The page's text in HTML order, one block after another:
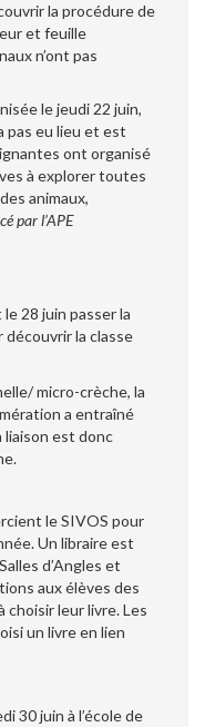
la procédure de
et feuille
n’ont pas
le jeudi 22 juin,
pas eu lieu et est
ont organisé
à explorer toutes
animaux,
par l’APE
le 28 juin passer la
découvrir la classe
micro-crèche, la
a entraîné
liaison est donc
le SIVOS pour
Un libraire est
d’Angles et
aux élèves des
choisir leur livre. Les
un livre en lien
30 juin à l’école de